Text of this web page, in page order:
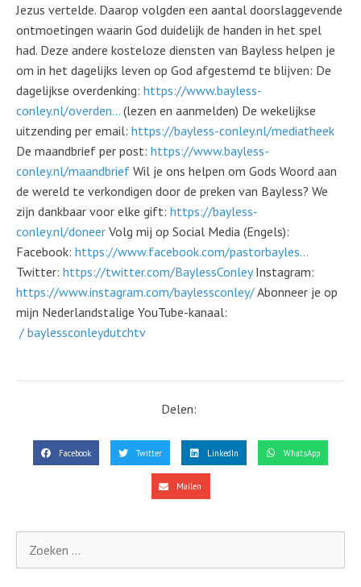
Jezus vertelde. Daarop volgden een aantal doorslaggevende
ontmoetingen waarin God duidelijk de handen in het spel
had. Deze andere kosteloze diensten van Bayless helpen je
om in het dagelijks leven op God afgestemd te blijven: De
dagelijkse overdenking: https://www.bayless-
conley.nl/overden… (lezen en aanmelden) De wekelijkse
uitzending per email: https://bayless-conley.nl/mediatheek
De maandbrief per post: https://www.bayless-
conley.nl/maandbrief Wil je ons helpen om Gods Woord aan
de wereld te verkondigen door de preken van Bayless? We
zijn dankbaar voor elke gift: https://bayless-
conley.nl/doneer Volg mij op Social Media (Engels):
Facebook: https://www.facebook.com/pastorbayles…
Twitter: https://twitter.com/BaylessConleyInstagram:
https://www.instagram.com/baylessconley/Abonneer je op
mijn Nederlandstalige YouTube-kanaal:
/ baylessconleydutchtv
Delen:
Facebook Twitter LinkedIn WhatsApp
Mailen